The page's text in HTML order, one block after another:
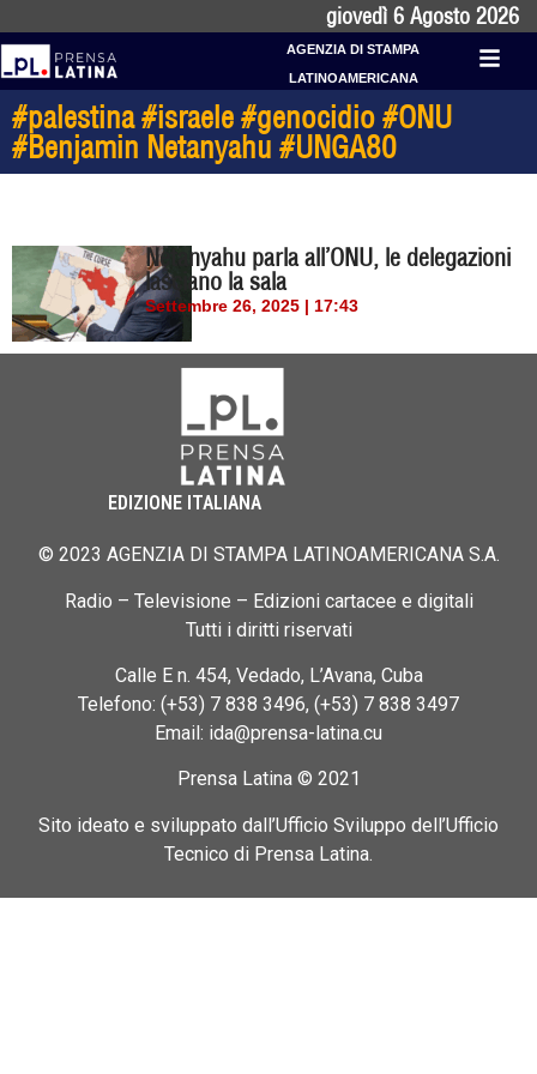
giovedì 6 Agosto 2026
AGENZIA DI STAMPA
LATINOAMERICANA
#palestina #israele #genocidio #ONU
#Benjamin Netanyahu #UNGA80
Netanyahu parla all’ONU, le delegazioni
lasciano la sala
Settembre 26, 2025 | 17:43
EDIZIONE ITALIANA
© 2023 AGENZIA DI STAMPA LATINOAMERICANA S.A.
Radio – Televisione – Edizioni cartacee e digitali
Tutti i diritti riservati
Calle E n. 454, Vedado, L’Avana, Cuba
Telefono: (+53) 7 838 3496, (+53) 7 838 3497
Email: ida@prensa-latina.cu
Prensa Latina © 2021
Sito ideato e sviluppato dall’Ufficio Sviluppo dell’Ufficio
Tecnico di Prensa Latina.